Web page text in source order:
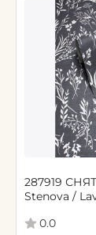
287919
Stenova /
0.0